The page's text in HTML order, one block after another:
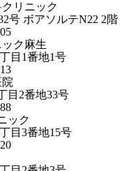
リニック
号 ボアソルテN22 2階
ク麻生
目1番地1号
目2番地33号
ック
目3番地15号